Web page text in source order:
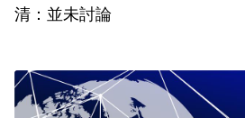
清：並未討論